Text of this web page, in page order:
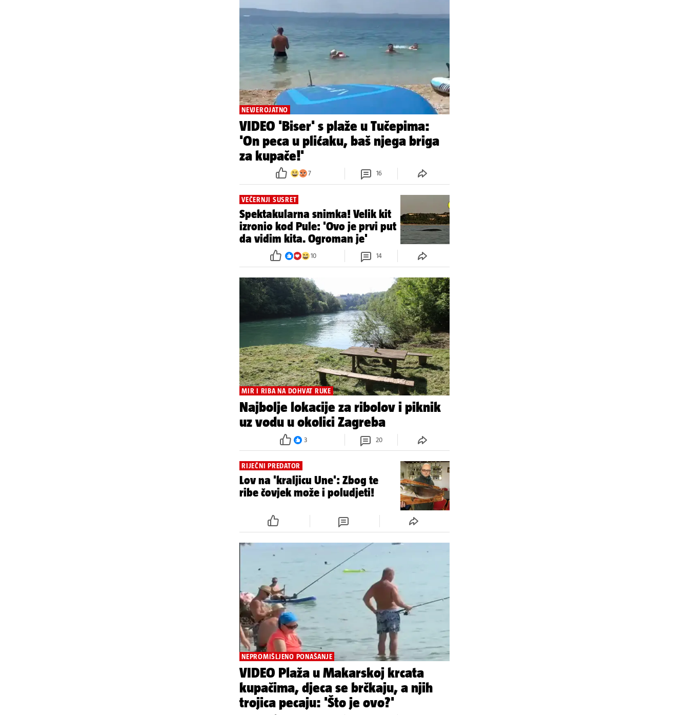
NEVJEROJATNO
VIDEO 'Biser' s plaže u Tučepima:
'On peca u plićaku, baš njega briga
za kupače!'
7 16
VEČERNJI SUSRET
Spektakularna snimka! Velik kit
izronio kod Pule: 'Ovo je prvi put
da vidim kita. Ogroman je'
10 14
MIR I RIBA NA DOHVAT RUKE
Najbolje lokacije za ribolov i piknik
uz vodu u okolici Zagreba
3 20
RIJEČNI PREDATOR
Lov na 'kraljicu Une': Zbog te
ribe čovjek može i poludjeti!
NEPROMIŠLJENO PONAŠANJE
VIDEO Plaža u Makarskoj krcata
kupačima, djeca se brčkaju, a njih
trojica pecaju: 'Što je ovo?'